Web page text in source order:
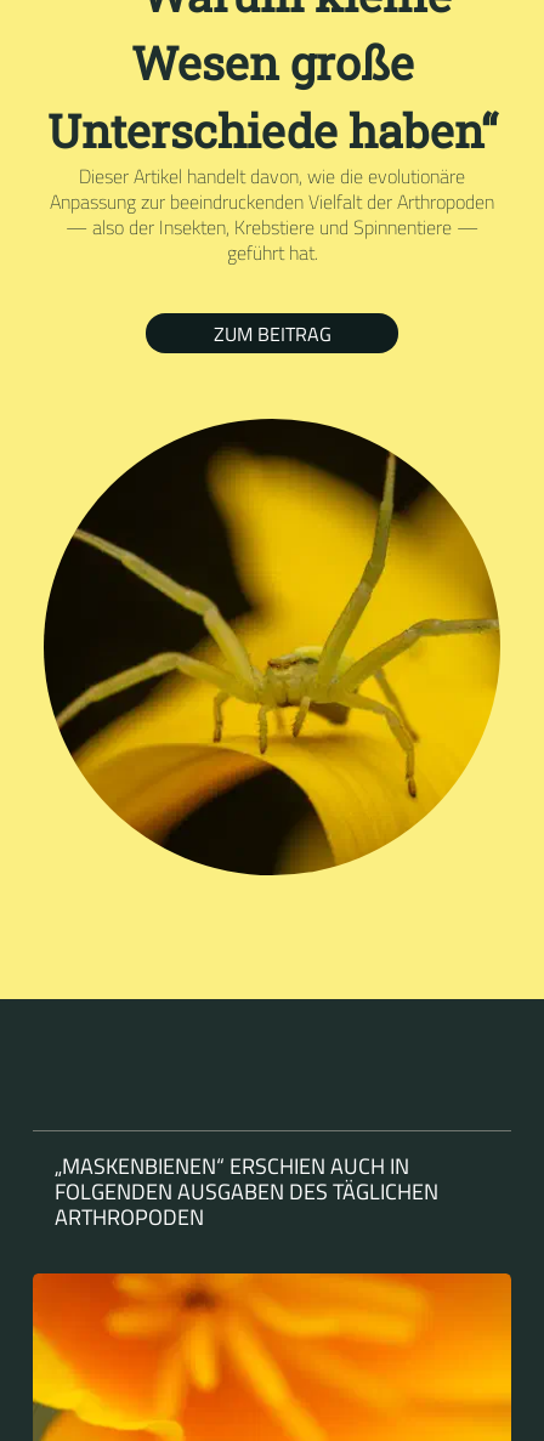
Wesen große
Unterschiede haben“
Dieser Artikel handelt davon, wie die evolutionäre
Anpassung zur beeindruckenden Vielfalt der Arthropoden
— also der Insekten, Krebstiere und Spinnentiere —
geführt hat.
ZUM BEITRAG
„MASKENBIENEN“ ERSCHIEN AUCH IN
FOLGENDEN AUSGABEN DES TÄGLICHEN
ARTHROPODEN